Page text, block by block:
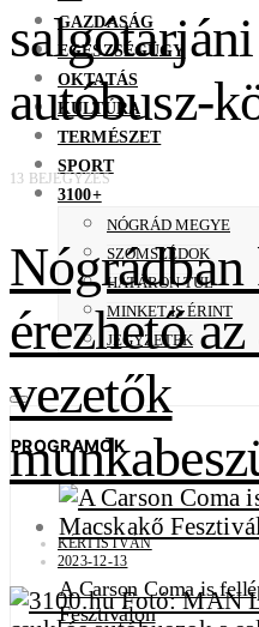
GAZDASÁG
EGÉSZSÉGÜGY
OKTATÁS
KULTÚRA
TERMÉSZET
SPORT
3100+
NÓGRÁD MEGYE
SZOMSZÉDOK
HATÁRON TÚL
MINKET IS ÉRINT
JEGYZETEK
PROGRAMOK
A Carson Coma is
Fesztiválon
autóbusz-
13 BEJEGYZÉS
érezhető
vezetők
KÉRI ISTVÁN
2023-12-13